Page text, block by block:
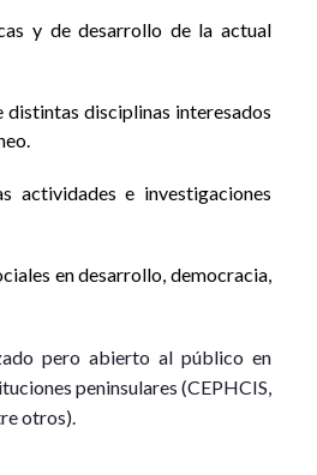
y de desarrollo de la actual
disciplinas interesados
actividades e investigaciones
en desarrollo, democracia,
pero abierto al público en
peninsulares (CEPHCIS,
otros).